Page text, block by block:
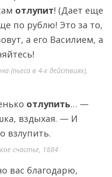
отлупит! (Дает еще
по рублю! Это за то,
а его Василием, а
(пьеса в 4-х действиях),
отлупить… —
вздыхая. — И
взлупить.
счастье, 1884
вас благодарю,